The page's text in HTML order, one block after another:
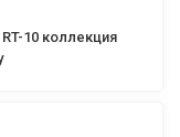
10 коллекция